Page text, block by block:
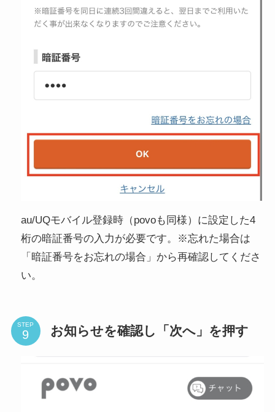
au/UQモバイル登録時（povoも同様）に設定した4
桁の暗証番号の入力が必要です。※忘れた場合は
「暗証番号をお忘れの場合」から再確認してくださ
い。
STEP お知らせを確認し「次へ」を押す